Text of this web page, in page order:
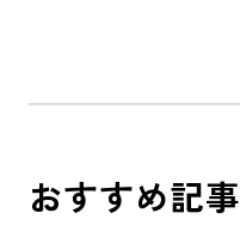
おすすめ記事